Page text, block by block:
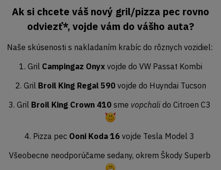
Ak si chcete váš nový gril/pizza pec rovno
odviezť*, vojde vám do vášho auta?
Naše skúsenosti s nakladaním krabíc do rôznych vozidiel:
1. Gril Campingaz Onyx vojde do VW Passat Kombi
2. Gril Broil King Regal 590vojde do Huyndai Tucson
3. Gril Broil King Crown 410 sme vopchali do Citroen C3
4. Pizza pec Ooni Koda 16 vojde Tesla Model 3
Všeobecne neodporúčame sedany, okrem Škody Superb